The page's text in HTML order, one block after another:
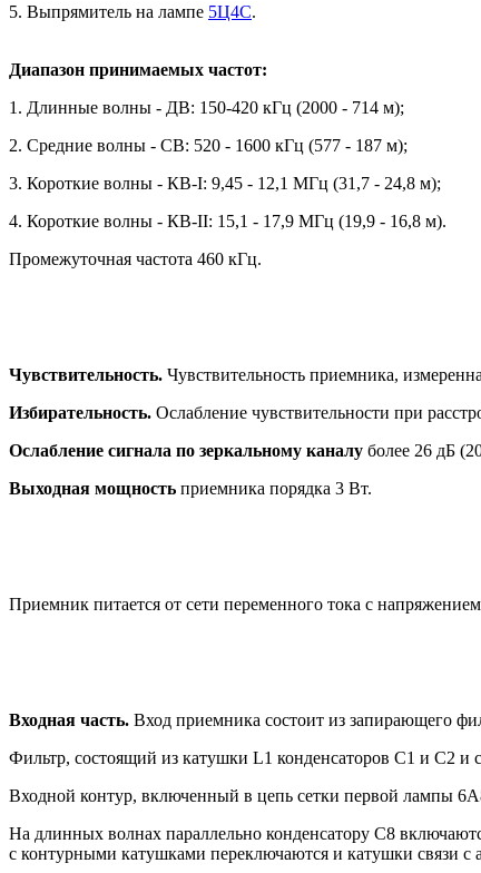
5. Выпрямитель на лампе 5Ц4С.
Диапазон принимаемых частот:
1. Длинные волны - ДВ: 150-420 кГц (2000 - 714 м);
2. Средние волны - СВ: 520 - 1600 кГц (577 - 187 м);
3. Короткие волны - КВ-I: 9,45 - 12,1 МГц (31,7 - 24,8 м);
4. Короткие волны - КВ-II: 15,1 - 17,9 МГц (19,9 - 16,8 м).
Промежуточная частота 460 кГц.
Чувствительность. Чувствительность приемника,
Избирательность. Ослабление чувствительности при
Ослабление сигнала по зеркальному каналу более 26 дБ
Выходная мощность приемника порядка 3 Вт.
Приемник питается от сети переменного тока с
Входная часть. Вход приемника состоит из запирающего
Фильтр, состоящий из катушки L1 конденсаторов С1 и С2 и
Входной контур, включенный в цепь сетки первой лампы
На длинных волнах параллельно конденсатору C8
с контурными катушками переключаются и катушки связи